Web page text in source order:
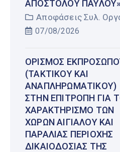
ΑΠΟΣΤΌΛΟΥ
Αποφάσεις Συλ.
07/08/2026
ΟΡΙΣΜΌΣ
(ΤΑΚΤΙΚΟΎ ΚΑΙ
ΑΝΑΠΛΗΡΩΜΑΤΙΚΟΎ)
ΣΤΗΝ ΕΠΙΤΡΟΠΉ ΓΙΑ
ΧΑΡΑΚΤΗΡΙΣΜΌ ΤΩΝ
ΧΏΡΩΝ ΑΙΓΙΑΛΟΎ ΚΑΙ
ΠΑΡΑΛΊΑΣ ΠΕΡΙΟΧΉΣ
ΔΙΚΑΙΟΔΟΣΊΑΣ ΤΗΣ